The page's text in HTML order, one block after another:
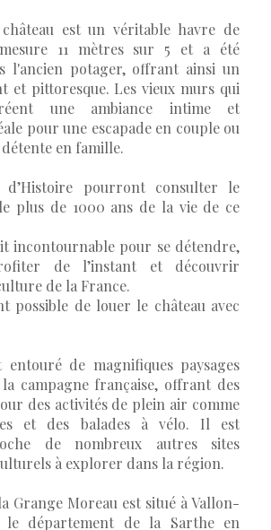
est un véritable havre de
11 mètres sur 5 et a été
l'ancien potager, offrant ainsi un
et pittoresque. Les vieux murs qui
une ambiance intime et
pour une escapade en couple ou
en famille.
d’Histoire pourront consulter le
plus de 1000 ans de la vie de ce
incontournable pour se détendre,
de l’instant et découvrir
de la France.
possible de louer le château avec
entouré de magnifiques paysages
campagne française, offrant des
des activités de plein air comme
et des balades à vélo. Il est
de nombreux autres sites
à explorer dans la région.
Grange Moreau est situé à Vallon-
le département de la Sarthe en